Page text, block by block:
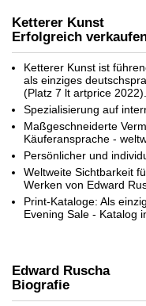
Auktion
Oxford, Beverly,
Ergebnis:
Ketterer Kunst
Erfolgreich
Ketterer Kunst ist
als einziges
(Platz 7 lt artprice 2022).
Spezialisierung auf
Maßgeschneiderte
Käuferansprache -
Persönlicher und
Weltweite Sichtbarkeit
Werken von Edward
Print-Kataloge: Als
Evening Sale - Katalog
Edward Ruscha
Biografie